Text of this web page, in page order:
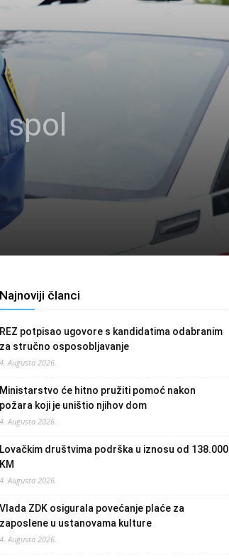
Najnoviji članci
REZ potpisao ugovore s kandidatima odabranim
za stručno osposobljavanje
4. Augusta 2026.
Ministarstvo će hitno pružiti pomoć nakon
požara koji je uništio njihov dom
4. Augusta 2026.
Lovačkim društvima podrška u iznosu od 138.000
KM
4. Augusta 2026.
Vlada ZDK osigurala povećanje plaće za
zaposlene u ustanovama kulture
4. Augusta 2026.